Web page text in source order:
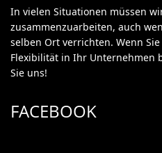
In vielen Situationen müssen
zusammenzuarbeiten, auch
selben Ort verrichten. Wenn
Flexibilität in Ihr Unternehmen
Sie uns!
FACEBOOK